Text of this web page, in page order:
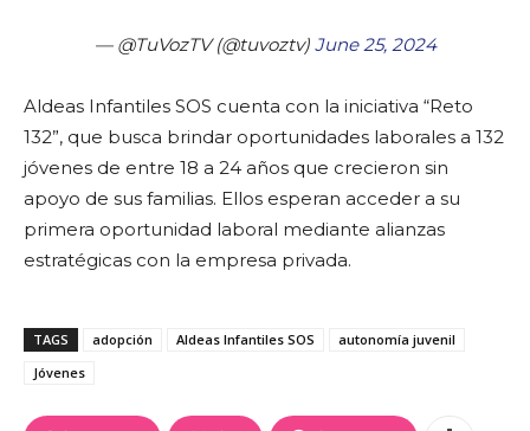
— @TuVozTV (@tuvoztv) June 25, 2024
Aldeas Infantiles SOS cuenta con la iniciativa “Reto
132”, que busca brindar oportunidades laborales a 132
jóvenes de entre 18 a 24 años que crecieron sin
apoyo de sus familias. Ellos esperan acceder a su
primera oportunidad laboral mediante alianzas
estratégicas con la empresa privada.
TAGS adopción Aldeas Infantiles SOS
autonomía juvenil
Jóvenes